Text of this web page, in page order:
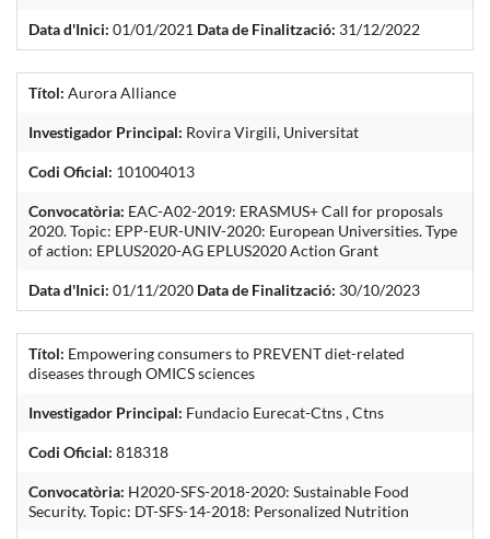
Data d'Inici: 01/01/2021 Data de Finalització: 31/12/2022
Títol: Aurora Alliance
Investigador Principal: Rovira Virgili, Universitat
Codi Oficial: 101004013
Convocatòria: EAC-A02-2019: ERASMUS+ Call for proposals
2020. Topic: EPP-EUR-UNIV-2020: European Universities. Type
of action: EPLUS2020-AG EPLUS2020 Action Grant
Data d'Inici: 01/11/2020 Data de Finalització: 30/10/2023
Títol: Empowering consumers to PREVENT diet-related
diseases through OMICS sciences
Investigador Principal: Fundacio Eurecat-Ctns , Ctns
Codi Oficial: 818318
Convocatòria: H2020-SFS-2018-2020: Sustainable Food
Security. Topic: DT-SFS-14-2018: Personalized Nutrition